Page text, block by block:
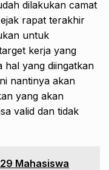
dilakukan camat
rapat terakhir
untuk
kerja yang
hal yang diingatkan
nantinya akan
yang akan
valid dan tidak
Mahasiswa